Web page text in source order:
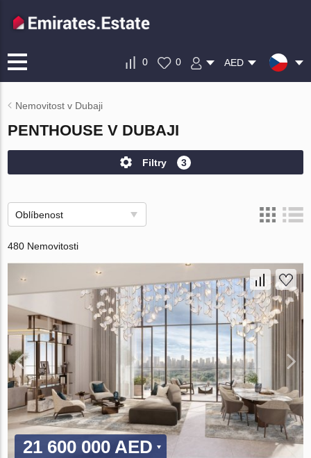
0 0 AED
Nemovitost v Dubaji
PENTHOUSE V DUBAJI
Filtry 3
Oblíbenost
480 Nemovitosti
21 600 000 AED